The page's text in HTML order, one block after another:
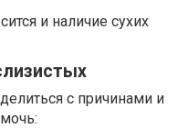
и наличие сухих
с причинами и